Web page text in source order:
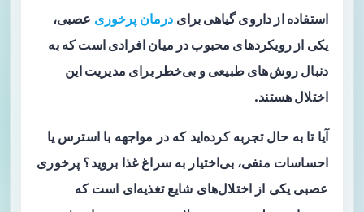
استفاده از داروی گیاهی برای درمان پرخوری عصبی،
یکی از رویکردهای محبوب در میان افرادی است که به
دنبال روش‌های طبیعی و بی‌خطر برای مدیریت این
اختلال هستند.
آیا تا به حال تجربه کرده‌اید که در مواجهه با استرس یا
احساسات منفی، بی‌اختیار به سراغ غذا بروید؟ پرخوری
عصبی یکی از اختلال‌های شایع تغذیه‌ای است که